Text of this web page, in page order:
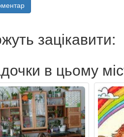
зацікавити:
в цьому